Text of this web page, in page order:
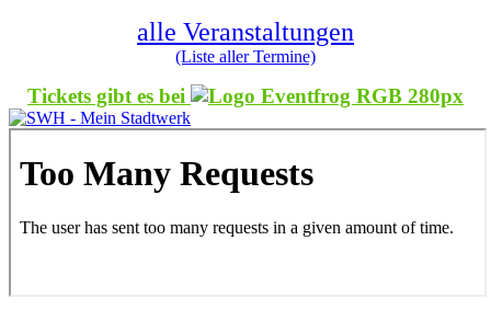
alle Veranstaltungen
(Liste aller Termine)
Tickets gibt es bei